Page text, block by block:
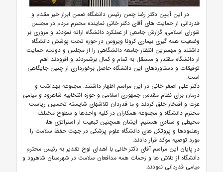
در این آیین دکتر رضا چمن رئیس دانشگاه ضمن ابراز خیر مقدم و
قدردانی از حمایت های آقای دکتر خانی نماینده محترم مردم در مجلس
شورای اسلامی، گزارش جامعی از عملکرد دانشگاه ارائه نمودند و مروری بر
وضعیت همه گیری بیماری کرونا ویروس در حوزه تحت پوشش دانشگاه
داشتند و مهمترین انتظار جامعه دانشگاهی را از مجلس و دولت، حمایت
از دانشگاه مقتدر و مستقل به تمام و کمال برشمردند و افزودند اهم
توفیقات و دستاوردهای این دانشگاه حاصل برخورداری از چنین جایگاهی
است.
دکتر علی اصغر خانی در این مراسم اظهار داشتند: مجموعه بهداشت و
درمان برای نظام مقدس جمهوری اسلامی و حوزه انتخابیه شاهرود و میامی
عزت و افتخار خلق کردند و ما قدردان تلاشهای شایسته تحسین ریاست
محترم دانشگاه و مجموعه همکاران در کلیه واحدها و سطوح مختلف
محیطی و ستادی هستیم. ایشان همچنین تبعیت از استراتژی ها،
رهنمودها و پروتکل های دانشگاه علوم پزشکی در جهت حفظ سلامت را
مورد توصیه موکد قرار دادند.
در پایان این مراسم آقای دکتر خانی با اهدای لوح تقدیر به رئیس محترم
دانشگاه از تلاش ها و زحمات همه مدافعان سلامت در شهرستان شاهرود و
میامی قدردانی نمودند.